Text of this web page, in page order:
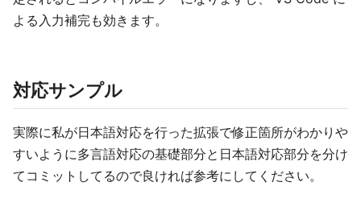
よる入力補完も効きます。
対応サンプル
実際に私が日本語対応を行った拡張で修正箇所がわかりや
すいように多言語対応の基礎部分と日本語対応部分を分け
てコミットしてるので良ければ参考にしてください。